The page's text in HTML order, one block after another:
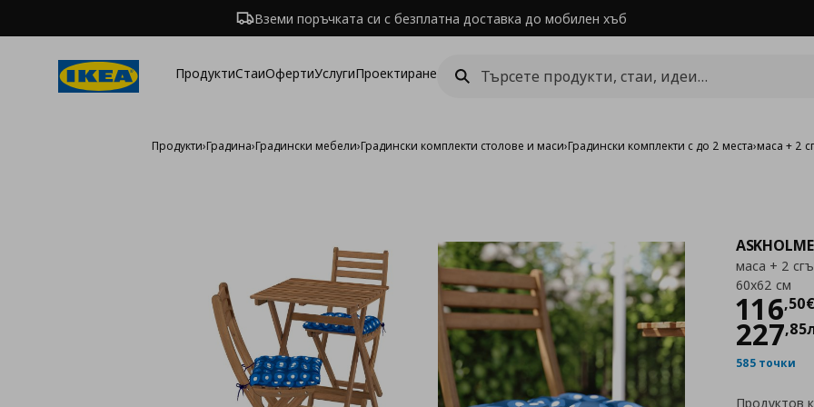
Вземи поръчката си с безплатна доставка до мобилен хъб
ПродуктиСтаиОфертиУслугиПроектиране
Продукти›Градина›Градински мебели›Градински комплекти столове и маси›Градински комплекти с до 2 места›маса + 2
маса + 2
60x62 см
116,50€
Цена
227,85
585 точки
Продуктов